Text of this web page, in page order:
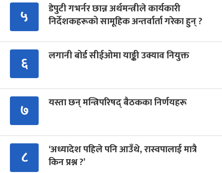
५
डेपुटी गभर्नर छान्न अर्थमन्त्रीले कार्यकारी
निर्देशकहरूको सामूहिक अन्तर्वार्ता गरेका हुन् ?
६ लगानी बोर्ड सीईओमा याङ्की उक्याव नियुक्त
७ यस्ता छन् मन्त्रिपरिषद् बैठकका निर्णयहरू
८
‘अध्यादेश पहिले पनि आउँथे, रास्वपालाई मात्रै
किन प्रश्न ?’